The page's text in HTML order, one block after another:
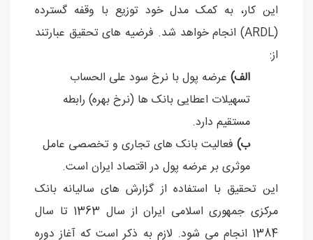
این کار، به کمک مدل خود توزیع با وقفه گسترده
(ARDL) انجام خواهد شد. فرضیه های تحقیق عبارتند
از:
الف) عرضه پول با نرخ سود علی الحساب
تسهیلات اعطایی بانک ها (نرخ بهره) رابطه
مستقیم دارد.
ب) فعالیت بانک های تجاری و تخصصی عامل
موثری بر عرضه پول در اقتصاد ایران است.
این تحقیق با استفاده از گزارش های سالیانه بانک
مرکزی جمهوری اسلامی ایران از سال 1363 تا سال
1384 انجام می شود. لازم به ذکر است که آغاز دوره